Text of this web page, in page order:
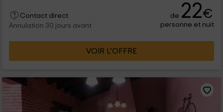
Contact direct
Annulation 30 jours avant
de 22€
personne et nuit
VOIR L’OFFRE